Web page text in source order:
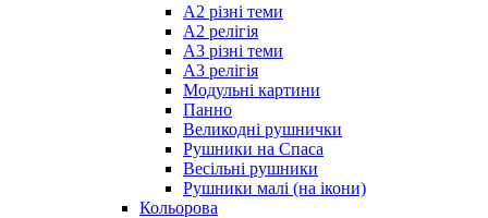
А2 різні теми
А2 релігія
А3 різні теми
А3 релігія
Модульні картини
Панно
Великодні рушнички
Рушники на Спаса
Весільні рушники
Рушники малі (на ікони)
Кольорова